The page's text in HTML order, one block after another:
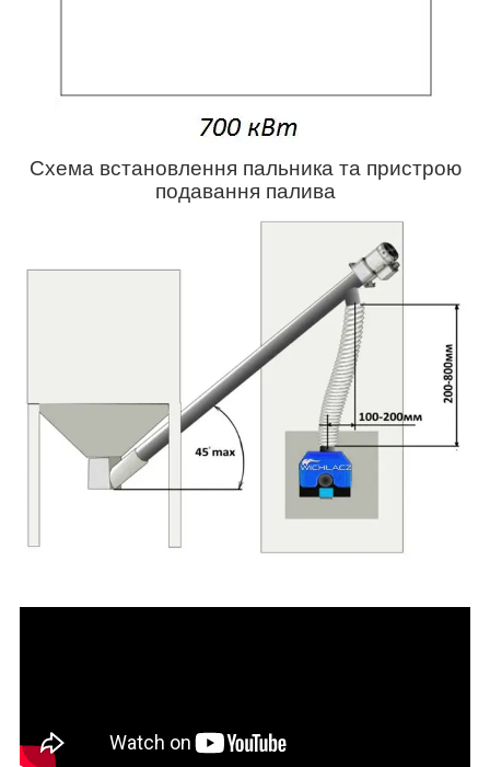
Схема встановлення пальника та пристрою
подавання палива